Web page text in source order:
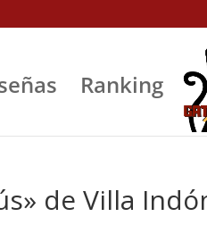
Ranking
de Villa